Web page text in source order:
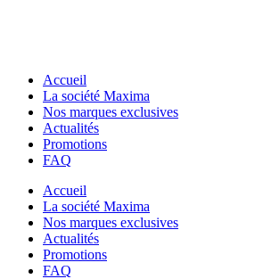
Accueil
La société Maxima
Nos marques exclusives
Actualités
Promotions
FAQ
Accueil
La société Maxima
Nos marques exclusives
Actualités
Promotions
FAQ